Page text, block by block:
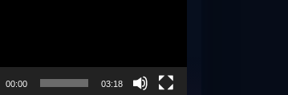
00:00 03:18